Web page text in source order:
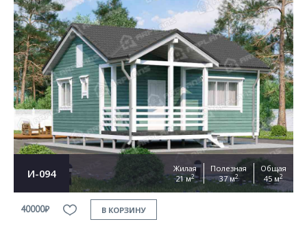
И-094
Жилая
21 м2
Полезная
37 м2
Общая
45 м2
40000₽ В КОРЗИНУ